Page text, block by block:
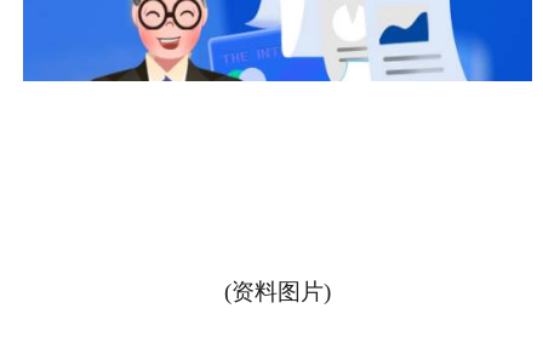
(资料图片)